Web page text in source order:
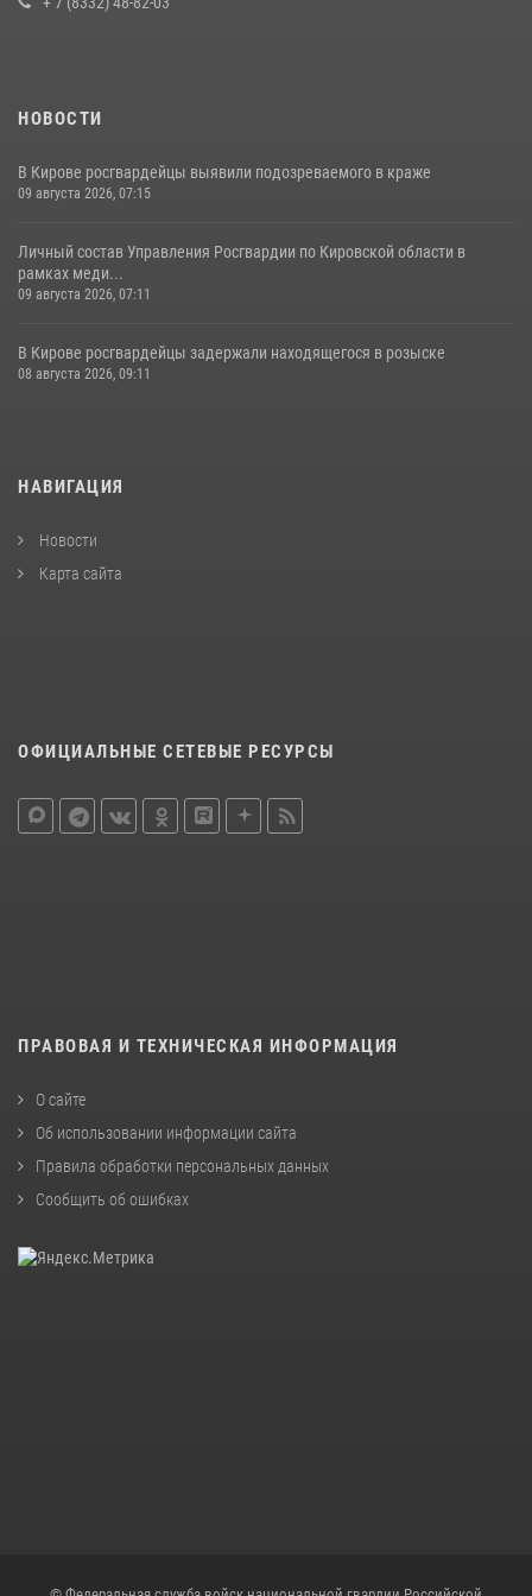
НОВОСТИ
В Кирове росгвардейцы выявили подозреваемого в краже
09 августа 2026, 07:15
Личный состав Управления Росгвардии по Кировской области в
рамках меди...
09 августа 2026, 07:11
В Кирове росгвардейцы задержали находящегося в розыске
08 августа 2026, 09:11
НАВИГАЦИЯ
Новости
Карта сайта
ОФИЦИАЛЬНЫЕ СЕТЕВЫЕ РЕСУРСЫ
ПРАВОВАЯ И ТЕХНИЧЕСКАЯ ИНФОРМАЦИЯ
О сайте
Об использовании информации сайта
Правила обработки персональных данных
Сообщить об ошибках